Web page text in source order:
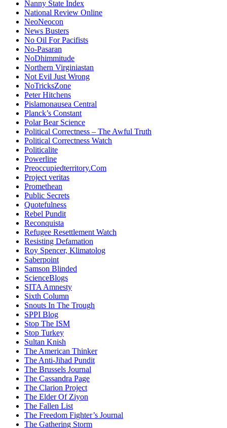
Nanny State Index
National Review Online
NeoNeocon
News Busters
No Oil For Pacifists
No-Pasaran
NoDhimmitude
Northern Virginiastan
Not Evil Just Wrong
NoTricksZone
Peter Hitchens
Pislamonausea Central
Planck’s Constant
Polar Bear Science
Political Correctness – The Awful Truth
Political Correctness Watch
Politicalite
Powerline
Preoccupiedterritory.Com
Project veritas
Promethean
Public Secrets
Quotefulness
Rebel Pundit
Reconquista
Refugee Resettlement Watch
Resisting Defamation
Roy Spencer, Klimatolog
Saberpoint
Samson Blinded
ScienceBlogs
SITA Amnesty
Sixth Column
Snouts In The Trough
SPPI Blog
Stop The ISM
Stop Turkey
Sultan Knish
The American Thinker
The Anti-Jihad Pundit
The Brussels Journal
The Cassandra Page
The Clarion Project
The Elder Of Ziyon
The Fallen List
The Freedom Fighter’s Journal
The Gathering Storm